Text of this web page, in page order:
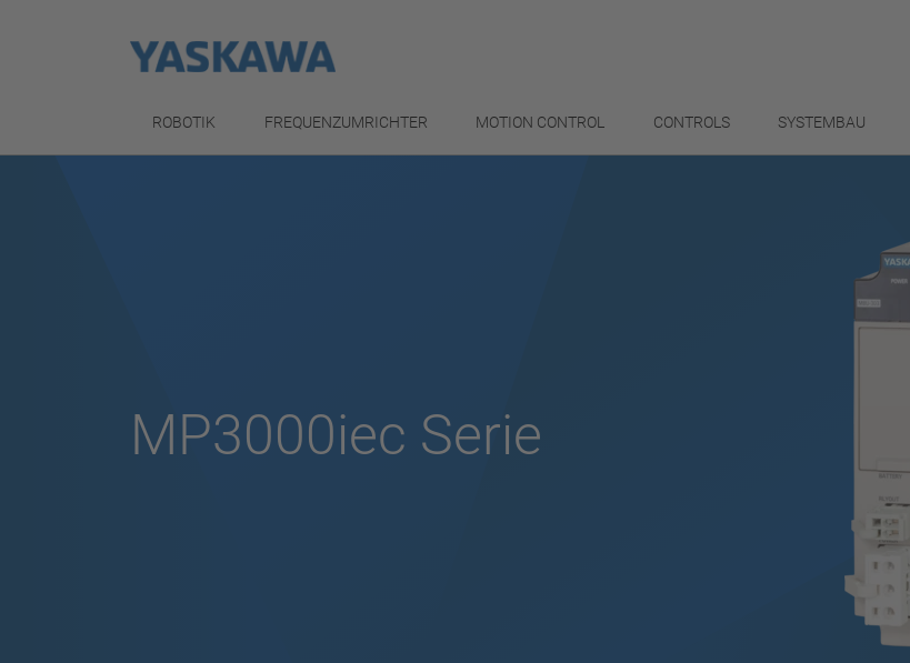
ROBOTIK FREQUENZUMRICHTER MOTION CONTROL CONTROLS SYSTEMBAU
MP3000iec Serie